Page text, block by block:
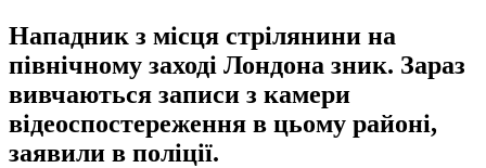
Нападник з місця стрілянини на
північному заході Лондона зник. Зараз
вивчаються записи з камери
відеоспостереження в цьому районі,
заявили в поліції.